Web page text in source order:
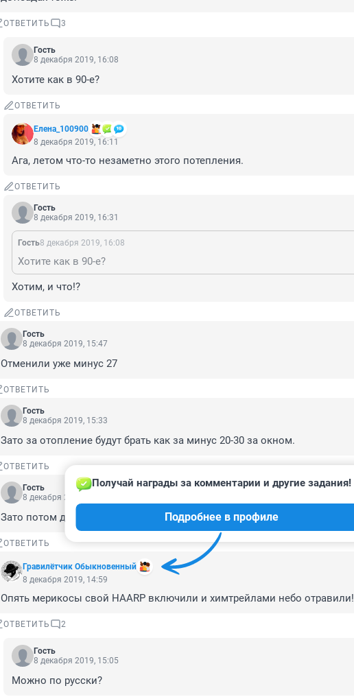
ОТВЕТИТЬ 3
Гость
8 декабря 2019, 16:08
Хотите как в 90-е?
ОТВЕТИТЬ
Елена_100900
8 декабря 2019, 16:11
Ага, летом что-то незаметно этого потепления.
ОТВЕТИТЬ
Гость
8 декабря 2019, 16:31
Гость8 декабря 2019, 16:08
Хотите как в 90-е?
Хотим, и что!?
ОТВЕТИТЬ
Гость
8 декабря 2019, 15:47
Отменили уже минус 27
ОТВЕТИТЬ
Гость
8 декабря 2019, 15:33
Зато за отопление будут брать как за минус 20-30 за окном.
ОТВЕТИТЬ
Гость
8 декабря 2019, 15:02
Зато потом до мая снег валит.
ОТВЕТИТЬ
Гравилётчик Обыкновенный
Получай награды за комментарии и другие задания!
Подробнее в профиле
8 декабря 2019, 14:59
Опять мерикосы свой HAARP включили и химтрейлами небо отравили!
ОТВЕТИТЬ 2
Гость
8 декабря 2019, 15:05
Можно по русски?